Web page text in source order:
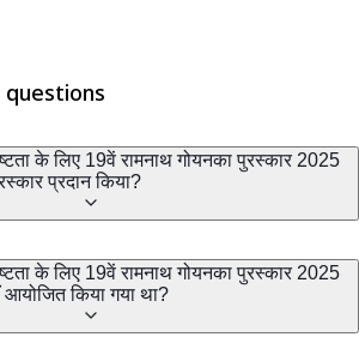
के लिए 19वें रामनाथ गोयनका पुरस्कार 2025
प्रदान किया?
के लिए 19वें रामनाथ गोयनका पुरस्कार 2025
आयोजित किया गया था?